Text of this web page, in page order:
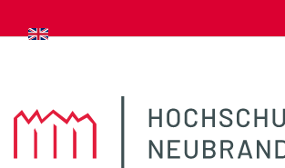
zum Inhalt springen